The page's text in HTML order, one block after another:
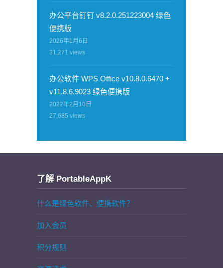
办公平台钉钉 v8.2.0.251223004 绿色
便携版
2026年1月6日
31,271 views
办公软件 WPS Office v10.8.0.6470 +
v11.8.6.9023 绿色便携版
2022年2月10日
27,685 views
了解 PortableAppK
什么是绿色软件、便携软件？
加入会员
积分规则